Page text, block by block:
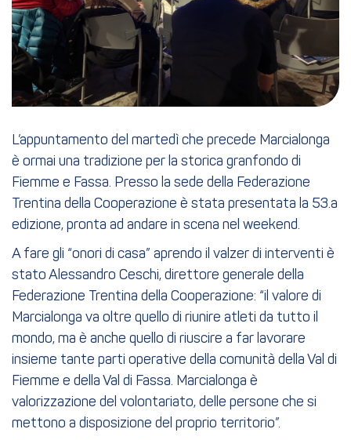
L’appuntamento del martedì che precede Marcialonga
è ormai una tradizione per la storica granfondo di
Fiemme e Fassa. Presso la sede della Federazione
Trentina della Cooperazione è stata presentata la 53.a
edizione, pronta ad andare in scena nel weekend.
A fare gli “onori di casa” aprendo il valzer di interventi è
stato Alessandro Ceschi, direttore generale della
Federazione Trentina della Cooperazione: “il valore di
Marcialonga va oltre quello di riunire atleti da tutto il
mondo, ma è anche quello di riuscire a far lavorare
insieme tante parti operative della comunità della Val di
Fiemme e della Val di Fassa. Marcialonga è
valorizzazione del volontariato, delle persone che si
mettono a disposizione del proprio territorio”.